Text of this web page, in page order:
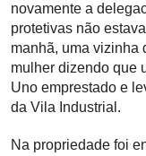
novamente a
protetivas não
manhã, uma vizinha
mulher dizendo que
Uno emprestado e
da Vila Industrial.
Na propriedade foi